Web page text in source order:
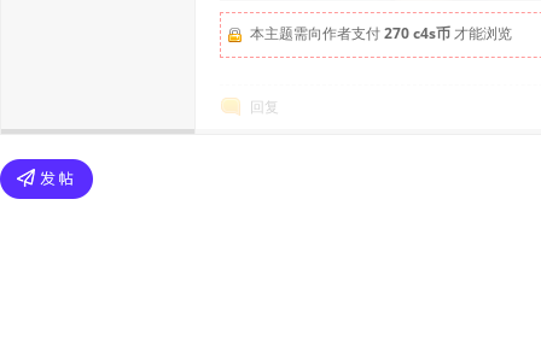
本主题需向作者支付270 c4s币才能浏览
回复